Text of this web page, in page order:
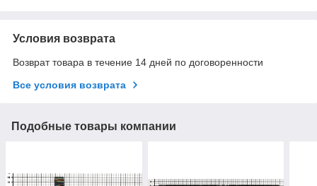
Условия возврата
Возврат товара в течение 14 дней по договоренности
Все условия возврата
Подобные товары компании